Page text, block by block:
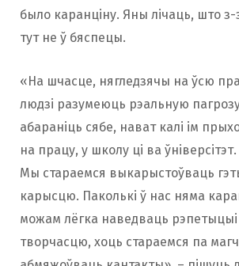
было каранціну. Яны лічаць, што з-
тут не ў бяспецы.
«На шчасце, нягледзячы на ​​ўсю
людзі разумеюць рэальную
абараніць сябе, нават калі ім
на працу, у школу ці ва ўніверсітэт.
Мы стараемся выкарыстоўваць
карысцю. Паколькі ў нас няма
можам лёгка наведваць рэпетыцыі
творчасцю, хоць стараемся па